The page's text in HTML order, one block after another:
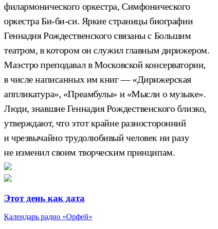
филармонического оркестра, Симфонического
оркестра Би-би-си. Яркие страницы биографии
Геннадия Рождественского связаны с Большим
театром, в котором он служил главным дирижером.
Маэстро преподавал в Московской консерватории,
в числе написанных им книг — «Дирижерская
аппликатура», «Преамбулы» и «Мысли о музыке».
Люди, знавшие Геннадия Рождественского близко,
утверждают, что этот крайне разносторонний
и чрезвычайно трудолюбивый человек ни разу
не изменил своим творческим принципам.
Этот день как дата
Календарь радио «Орфей»